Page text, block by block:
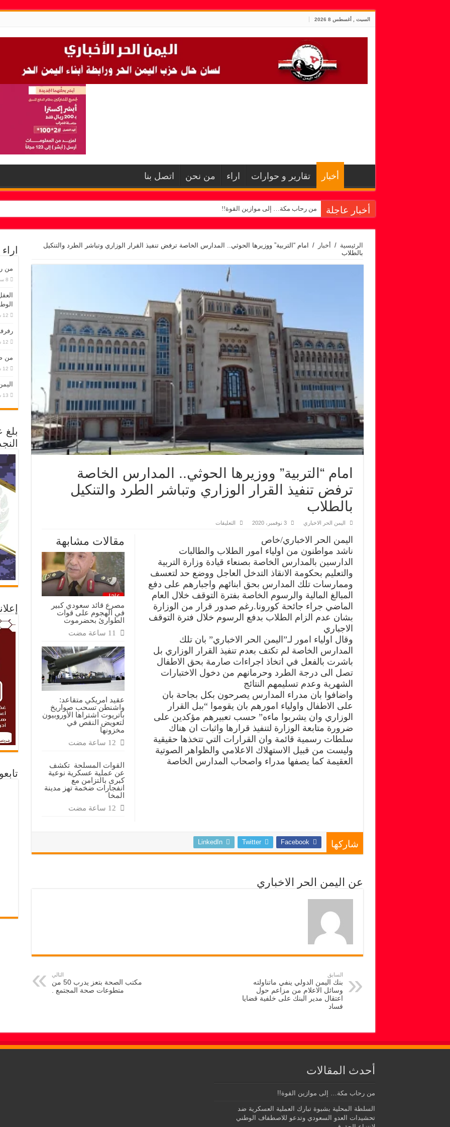
السبت , أغسطس 8 2026
أخبار تقارير و حوارات اراء من نحن اتصل بنا
أخبار عاجلة من رحاب مكة… إلى موازين القوة!!
الرئيسية / أخبار /
امام “التربية” ووزيرها الحوثي.. المدارس الخاصة ترفض تنفيذ القرار الوزاري وتباشر الطرد والتنكيل
بالطلاب
امام “التربية” ووزيرها الحوثي.. المدارس الخاصة
ترفض تنفيذ القرار الوزاري وتباشر الطرد والتنكيل
بالطلاب
اليمن الحر الاخباري 3 نوفمبر، 2020 التعليقات
الحوثي..
المدارس
الخاصة
ترفض
تنفيذ
القرار
الوزاري
وتباشر
الطرد
والتنكيل
بالطلاب
مغلقة
مقالات مشابهة
مصرع قائد سعودي كبير
في الهجوم على قوات
الطوارئ بحضرموت
عقيد امريكي متقاعد:
واشنطن تسحب صواريخ
باتريوت اشتراها الأوروبيون
لتعويض النقص في
مخزونها
القوات المسلحة تكشف
عن عملية عسكرية نوعية
كبرى بالتزامن مع
انفجارات ضخمة تهز مدينة
المخا
اليمن الحر الاخباري/خاص
ناشد مواطنون من اولياء امور الطلاب والطالبات
الدارسين بالمدارس الخاصة بصنعاء قيادة وزارة التربية
والتعليم بحكومة الانقاذ التدخل العاجل ووضع حد لتعسف
وممارسات تلك المدارس بحق ابنائهم واجبارهم على دفع
المبالغ المالية والرسوم الخاصة بفترة التوقف خلال العام
الماضي جراء جائحة كورونا.رغم صدور قرار من الوزارة
بشان عدم الزام الطلاب بدفع الرسوم خلال فترة التوقف
الاجباري
وقال اولياء امور لـ”اليمن الحر الاخباري” بان تلك
المدارس الخاصة لم تكتف بعدم تنفيذ القرار الوزاري بل
باشرت بالفعل في اتخاذ اجراءات صارمة بحق الاطفال
تصل الى درجة الطرد وحرمانهم من دخول الاختبارات
الشهرية وعدم تسليمهم النتائج
واضافوا بان مدراء المدارس يصرحون بكل بجاحة بان
على الاطفال واولياء امورهم بان يقوموا “ببل القرار
الوزاري وان يشربوا ماءه” حسب تعبيرهم مؤكدين على
ضرورة متابعة الوزارة لتنفيذ قرارها واثبات ان هناك
سلطات رسمية قائمة وان القرارات التي تتخذها حقيقية
وليست من قبيل الاستهلاك الاعلامي والظواهر الصوتية
العقيمة كما يصفها مدراء واصحاب المدارس الخاصة
شاركها Facebook
Twitter
LinkedIn
عن اليمن الحر الاخباري
السابق
بنك اليمن الدولي ينفي ماتناولته
وسائل الاعلام من مزاعم حول
اعتقال مدير البنك على خلفية قضايا
فساد
التالي
مكتب الصحة بتعز يدرب 50 من
متطوعات صحة المجتمع .
اراء
من
من
أحدث المقالات
من رحاب مكة… إلى موازين القوة!!
السلطة المحلية بشبوة تبارك العملية العسكرية ضد
تحشيدات العدو السعودي وتدعو للاصطفاف الوطني